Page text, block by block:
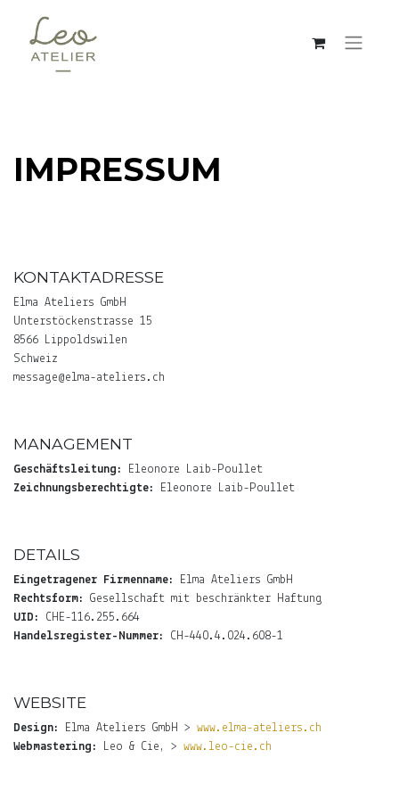
IMPRESSUM
KONTAKTADRESSE
Elma Ateliers GmbH
Unterstöckenstrasse 15
8566 Lippoldswilen
Schweiz
message@elma-ateliers.ch
MANAGEMENT
Geschäftsleitung:
Eleonore Laib-Poullet
Zeichnungsberechtigte:
Eleonore Laib-Poullet
DETAILS
Eingetragener Firmenname:
Elma Ateliers GmbH
Rechtsform: Gesellschaft mit beschränkter Haftung
UID:
CHE-116.255.664
Handelsregister-Nummer:
CH-440.4.024.608-1
WEBSITE
Design: Elma Ateliers GmbH > www.elma-ateliers.ch
Webmastering:
Leo & Cie, > www.leo-cie.ch